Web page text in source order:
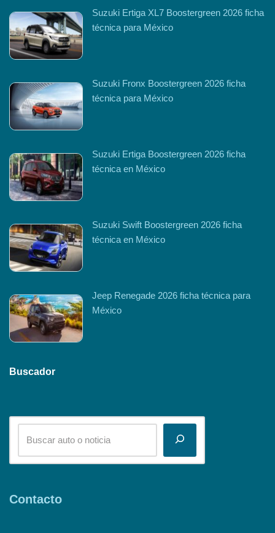
Suzuki Ertiga XL7 Boostergreen 2026 ficha
técnica para México
Suzuki Fronx Boostergreen 2026 ficha
técnica para México
Suzuki Ertiga Boostergreen 2026 ficha
técnica en México
Suzuki Swift Boostergreen 2026 ficha
técnica en México
Jeep Renegade 2026 ficha técnica para
México
Buscador
Contacto